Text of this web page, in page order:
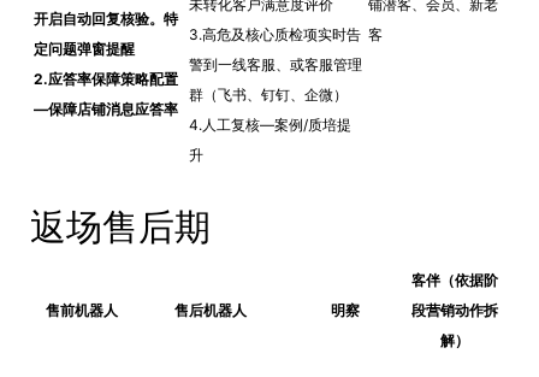
开启自动回复核验。特
定问题弹窗提醒
2.应答率保障策略配置
—保障店铺消息应答率
未转化客户满意度评价
3.高危及核心质检项实时告
警到一线客服、或客服管理
群（飞书、钉钉、企微）
4.人工复核—案例/质培提
升
铺潜客、会员、新老
客
返场售后期
售前机器人 售后机器人 明察
客伴（依据阶
段营销动作拆
解）